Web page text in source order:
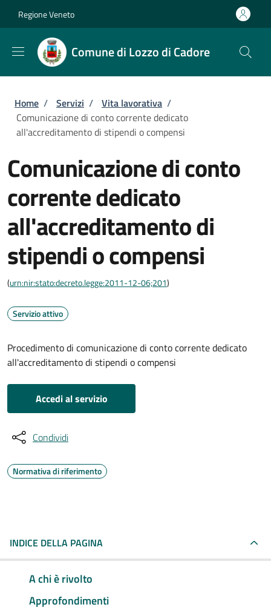
Regione Veneto
Comune di Lozzo di Cadore
Briciole di pane
Home / Servizi / Vita lavorativa /
Comunicazione di conto corrente dedicato
all'accreditamento di stipendi o compensi
Comunicazione di conto
corrente dedicato
all'accreditamento di
stipendi o compensi
(urn:nir:stato:decreto.legge:2011-12-06;201)
Servizio attivo
Procedimento di comunicazione di conto corrente dedicato
all'accreditamento di stipendi o compensi
Accedi al servizio
Condividi
Normativa di riferimento
INDICE DELLA PAGINA
A chi è rivolto
Approfondimenti